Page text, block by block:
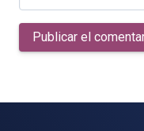
Publicar el